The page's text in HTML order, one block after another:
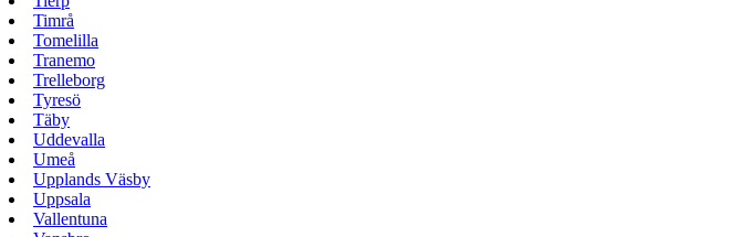
Timrå
Tomelilla
Tranemo
Trelleborg
Tyresö
Täby
Uddevalla
Umeå
Upplands Väsby
Uppsala
Vallentuna